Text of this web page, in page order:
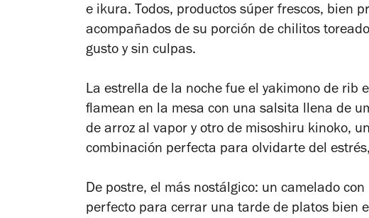
e ikura. Todos, productos súper frescos, bien
acompañados de su porción de chilitos
gusto y sin culpas.
La estrella de la noche fue el yakimono de rib
flamean en la mesa con una salsita llena de
de arroz al vapor y otro de misoshiru kinoko,
combinación perfecta para olvidarte del
De postre, el más nostálgico: un camelado
perfecto para cerrar una tarde de platos bien